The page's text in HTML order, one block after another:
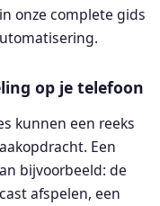
onze complete gids
op je telefoon
kunnen een reeks
Een
bijvoorbeeld: de
afspelen, een